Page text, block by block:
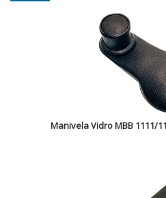
Manivela Vidro MBB 1111/